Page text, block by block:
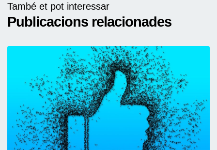
També et pot interessar
Publicacions relacionades